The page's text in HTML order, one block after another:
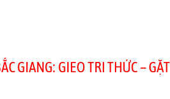
GIANG: GIEO TRI THỨC –